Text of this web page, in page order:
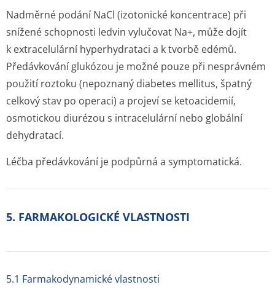
Nadměrné podání NaCl (izotonické koncentrace) při
snížené schopnosti ledvin vylučovat Na+, může dojít
k extracelulární hyperhydrataci a k tvorbě edémů.
Předávkování glukózou je možné pouze při nesprávném
použití roztoku (nepoznaný diabetes mellitus, špatný
celkový stav po operaci) a projeví se ketoacidemií,
osmotickou diurézou s intracelulární nebo globální
dehydratací.
Léčba předávkování je podpůrná a symptomatická.
5. FARMAKOLOGICKÉ VLASTNOSTI
5.1 Farmakodynamické vlastnosti